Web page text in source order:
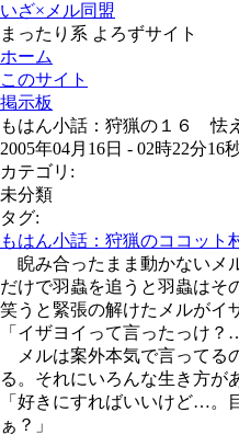
いざ×メル同盟
まったり系 よろずサイト
ホーム
このサイト
掲示板
もはん小話：狩猟の１６ 怯
2005年04月16日 - 02時22分16
カテゴリ:
未分類
タグ:
もはん小話：狩猟のココット
睨み合ったまま動かないメ
だけで羽蟲を追うと羽蟲はそ
笑うと緊張の解けたメルがイ
「イザヨイって言ったっけ
メルは案外本気で言ってる
る。それにいろんな生き方が
「好きにすればいいけど…。
ぁ？」